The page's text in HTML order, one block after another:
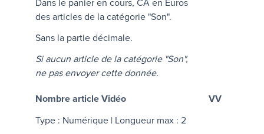
des articles de la catégorie "Son".
Sans la partie décimale.
Si aucun article de la catégorie "Son",
ne pas envoyer cette donnée.
Nombre article Vidéo
Type : Numérique | Longueur max : 2
VV